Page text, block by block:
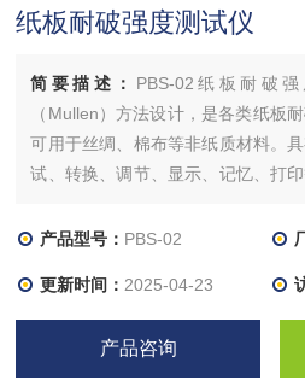
纸板耐破强度测试仪
简要描述： PBS-02纸板耐破
（Mullen）方法设计，是各类纸板
可用于丝绸、棉布等非纸质材料。
试、转换、调节、显示、记忆、打
便，容易调节，性能稳定。
产品型号： PBS-02
更新时间： 2025-04-23
产品咨询